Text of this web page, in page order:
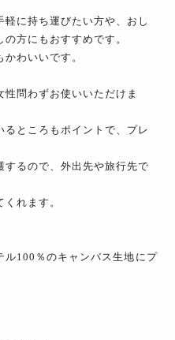
に持ち運びたい方や、おし
方にもおすすめです。
わいいです。
問わずお使いいただけま
るところもポイントで、プレ
るので、外出先や旅行先で
れます。
ル100％のキャンバス生地にプ